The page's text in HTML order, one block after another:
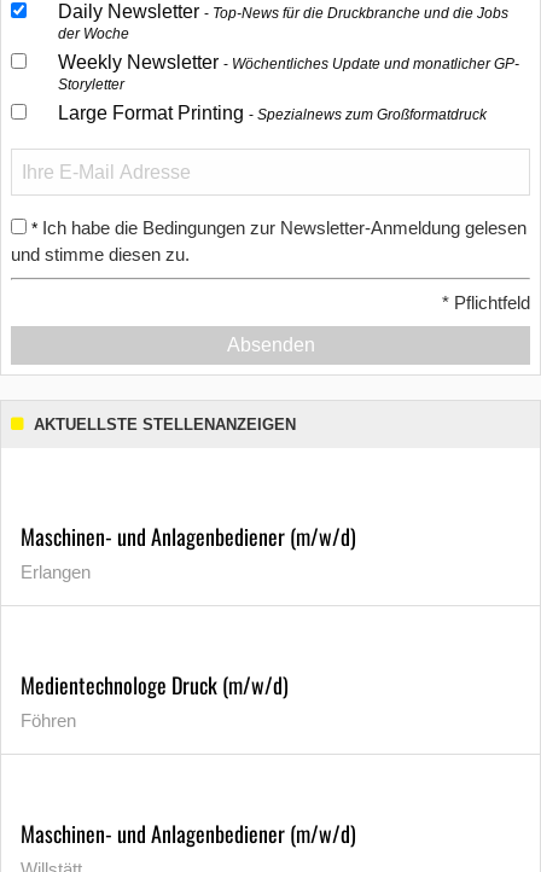
Daily Newsletter
Top-News für die Druckbranche und die Jobs
der Woche
Weekly Newsletter
Wöchentliches Update und monatlicher GP-
Storyletter
Large Format Printing Spezialnews zum Großformatdruck
* Ich habe die Bedingungen zur Newsletter-Anmeldung gelesen
und stimme diesen zu.
* Pflichtfeld
Absenden
AKTUELLSTE STELLENANZEIGEN
Maschinen- und Anlagenbediener (m/w/d)
Erlangen
Medientechnologe Druck (m/w/d)
Föhren
Maschinen- und Anlagenbediener (m/w/d)